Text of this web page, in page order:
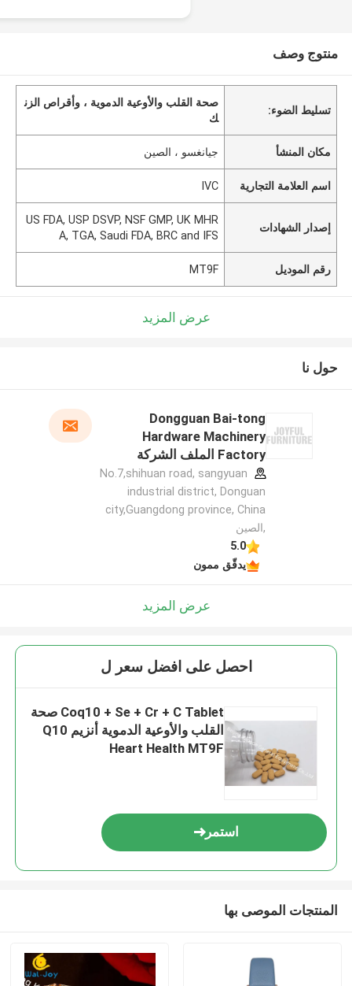
منتوج وصف
تسليط الضوء:
صحة القلب والأوعية الدموية ، وأقراص الزن
ك
مكان المنشأ جيانغسو ، الصين
اسم العلامة التجارية IVC
إصدار الشهادات
US FDA, USP DSVP, NSF GMP, UK MHR
A, TGA, Saudi FDA, BRC and IFS
رقم الموديل MT9F
عرض المزيد
حول نا
Dongguan Bai-tong
Hardware Machinery
Factory الملف الشركة
المصنعة
No.7,shihuan road, sangyuan
industrial district, Donguan
city,Guangdong province, China
,الصين
5.0
يدقّق ممون
عرض المزيد
احصل على افضل سعر ل
Coq10 + Se + Cr + C Tablet صحة
القلب والأوعية الدموية أنزيم Q10
Heart Health MT9F
استمر
المنتجات الموصى بها